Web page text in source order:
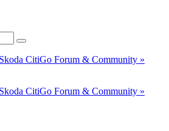
CitiGo Forum & Community »
CitiGo Forum & Community »